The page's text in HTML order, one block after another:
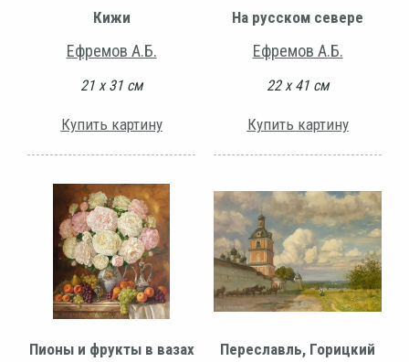
Кижи
Ефремов А.Б.
21 х 31 см
Купить картину
На русском севере
Ефремов А.Б.
22 х 41 см
Купить картину
Пионы и фрукты в вазах
Переславль, Горицкий